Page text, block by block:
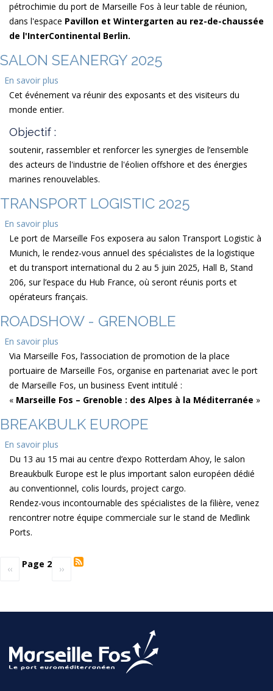
pétrochimie du port de Marseille Fos à leur table de réunion,
dans l'espace Pavillon et Wintergarten au rez-de-chaussée
de l'InterContinental Berlin.
SALON SEANERGY 2025
En savoir plus
Salon
Seanergy
Cet événement va réunir des exposants et des visiteurs du
monde entier.
Objectif :
soutenir, rassembler et renforcer les synergies de l’ensemble
des acteurs de l'industrie de l'éolien offshore et des énergies
marines renouvelables.
TRANSPORT LOGISTIC 2025
En savoir plus
Transport
Logistic
2025
Le port de Marseille Fos exposera au salon Transport Logistic à
Munich, le rendez-vous annuel des spécialistes de la logistique
et du transport international du 2 au 5 juin 2025, Hall B, Stand
206, sur l’espace du Hub France, où seront réunis ports et
opérateurs français.
ROADSHOW - GRENOBLE
En savoir plus
Roadshow
-
Grenoble
Via Marseille Fos, l’association de promotion de la place
portuaire de Marseille Fos, organise en partenariat avec le port
de Marseille Fos, un business Event intitulé :
« Marseille Fos – Grenoble : des Alpes à la Méditerranée »
BREAKBULK EUROPE
En savoir plus
Breakbulk
Europe
Du 13 au 15 mai au centre d’expo Rotterdam Ahoy, le salon
Breaukbulk Europe est le plus important salon européen dédié
au conventionnel, colis lourds, project cargo.
Rendez-vous incontournable des spécialistes de la filière, venez
rencontrer notre équipe commerciale sur le stand de Medlink
Ports.
Pagination
Page
‹‹ Page 2
Page
››